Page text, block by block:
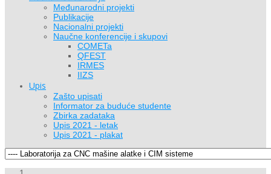
Međunarodni projekti
Publikacije
Nacionalni projekti
Naučne konferencije i skupovi
COMETa
QFEST
IRMES
IIZS
Upis
Zašto upisati
Informator za buduće studente
Zbirka zadataka
Upis 2021 - letak
Upis 2021 - plakat